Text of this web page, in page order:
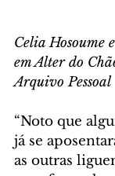
Celia Hosoume
em Alter do
Arquivo Pessoal
“Noto que
já se
as outras